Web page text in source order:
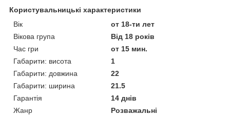
Користувальницькі характеристики
Вік
от 18-ти лет
Вікова група
Від 18 років
Час гри
от 15 мин.
Габарити: висота
1
Габарити: довжина
22
Габарити: ширина
21.5
Гарантія
14 днів
Жанр
Розважальні